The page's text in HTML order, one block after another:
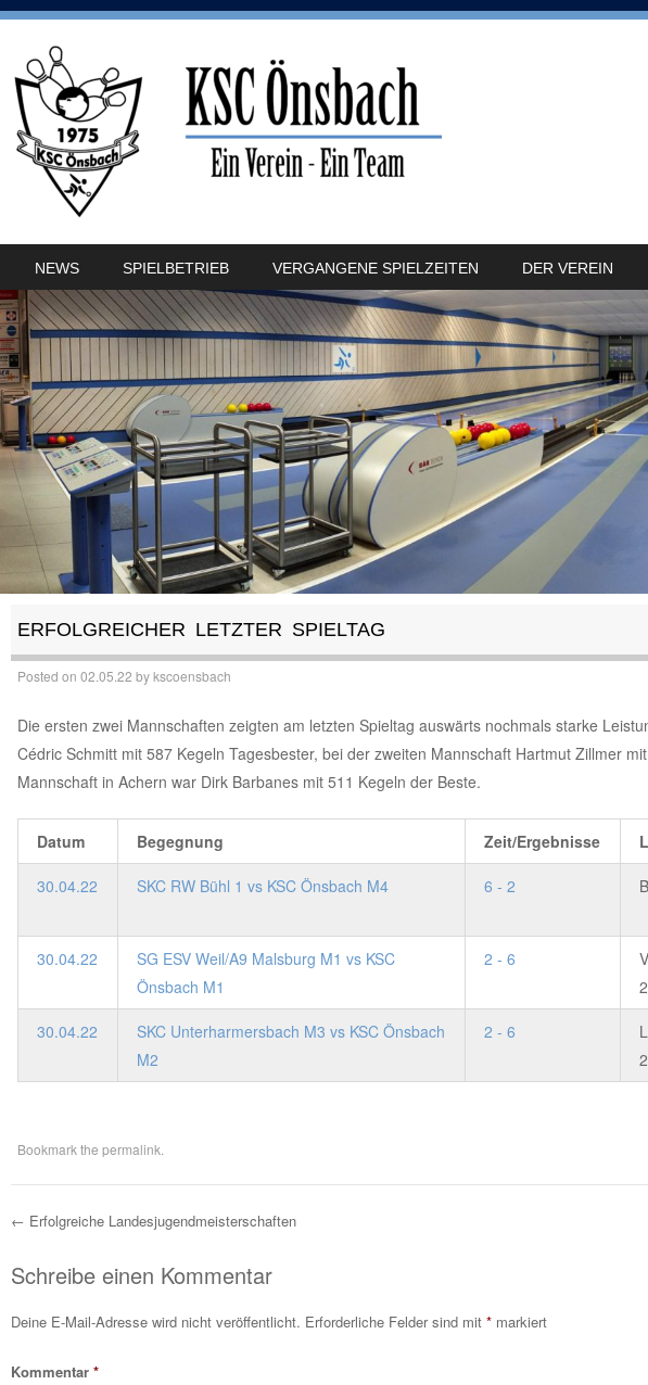
MENU
NEWS SPIELBETRIEB VERGANGENE SPIELZEITEN DER VEREIN
ERFOLGREICHER LETZTER SPIELTAG
Posted on 02.05.22 bykscoensbach
Die ersten zwei Mannschaften zeigten am letzten Spieltag auswärts nochmals starke
Cédric Schmitt mit 587 Kegeln Tagesbester, bei der zweiten Mannschaft Hartmut Zillmer
Mannschaft in Achern war Dirk Barbanes mit 511 Kegeln der Beste.
Datum Begegnung Zeit/Ergebnisse
30.04.22 SKC RW Bühl 1 vs KSC Önsbach M4 6 - 2
30.04.22
SG ESV Weil/A9 Malsburg M1 vs KSC
Önsbach M1
2 - 6
30.04.22
SKC Unterharmersbach M3 vs KSC Önsbach
M2
2 - 6
Bookmark the permalink
Post navigation
← Erfolgreiche Landesjugendmeisterschaften
Schreibe einen Kommentar
Deine E-Mail-Adresse wird nicht veröffentlicht. Erforderliche Felder sind mit *markiert
Kommentar *